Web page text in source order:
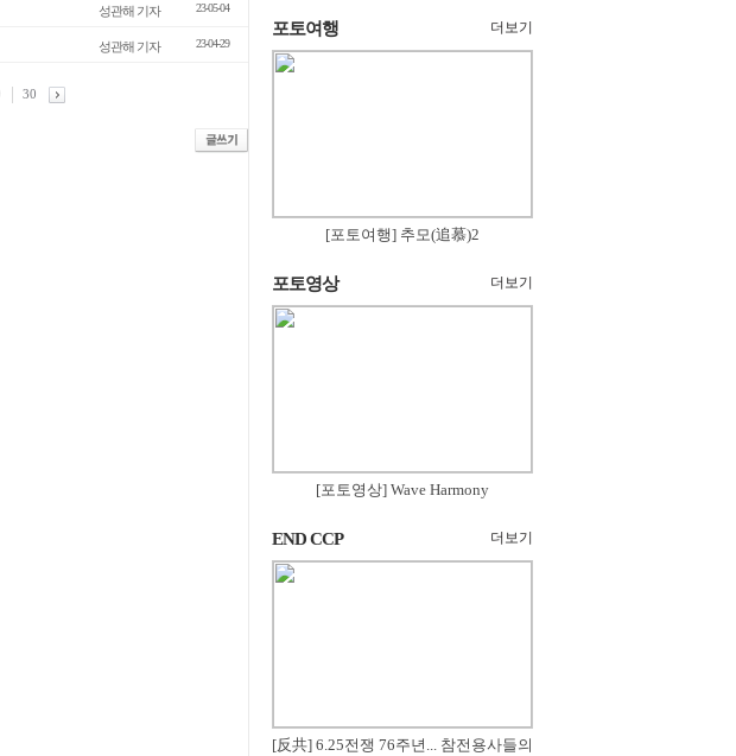
성관해 기자 23-05-04
성관해 기자 23-04-29
30
포토여행 더보기
[포토여행] 추모(追慕)2
포토영상 더보기
[포토영상] Wave Harmony
END CCP 더보기
[反共] 6.25전쟁 76주년... 참전용사들의